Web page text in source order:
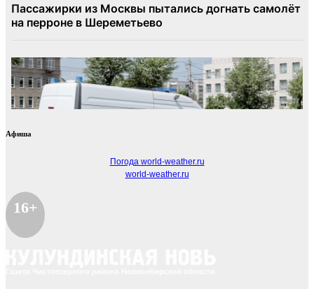
Афиша
Погода world-weather.ru
world-weather.ru
16+